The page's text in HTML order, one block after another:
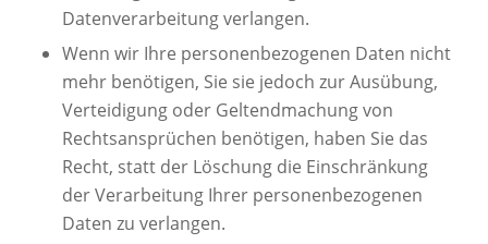
Datenverarbeitung verlangen.
Wenn wir Ihre personenbezogenen Daten nicht
mehr benötigen, Sie sie jedoch zur Ausübung,
Verteidigung oder Geltendmachung von
Rechtsansprüchen benötigen, haben Sie das
Recht, statt der Löschung die Einschränkung
der Verarbeitung Ihrer personenbezogenen
Daten zu verlangen.